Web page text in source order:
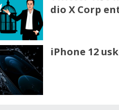
dio X Corp
iPhone 12